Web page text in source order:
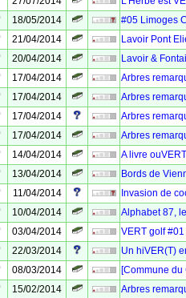
18/05/2014
#05 Limoges
21/04/2014
Lavoir Pont
20/04/2014
Lavoir &
17/04/2014
Arbres
17/04/2014
Arbres
17/04/2014
Arbres
17/04/2014
Arbres
14/04/2014
A livre
13/04/2014
Bords de
11/04/2014
Invasion de
10/04/2014
Alphabet 87,
03/04/2014
VERT golf
22/03/2014
Un hiVER(T)
08/03/2014
[Commune
15/02/2014
Arbres